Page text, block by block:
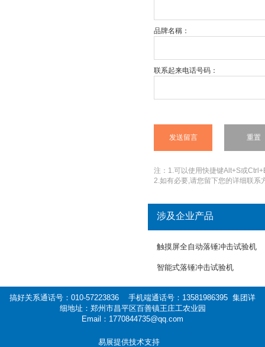
品牌名稱：
联系起来电话号码：
注：1.可以使用快捷键Alt+S或
2.如有必要,请您留下您的详细联系
涉及企业产品
触摸屏全自动落锤冲击试验机
智能式落锤冲击试验机
搞好关系通话号：010-57223836 手机端通话号：13581986395 集团详
细地址：郑州市昌平区百善镇王庄工农业园
Email：1770844735@qq.com
易展提供技术支持